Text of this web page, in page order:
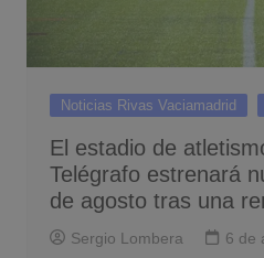
Noticias Rivas Vaciamadrid
El estadio de
Telégrafo estrenará
de agosto tras una
Sergio Lombera 6 de